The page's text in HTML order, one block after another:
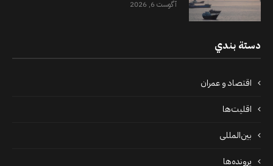
آگوست 6, 2026
دستة بندي
اقتصاد و عمران
اقلیت‌ها
بین‌المللی
پرونده‌ها